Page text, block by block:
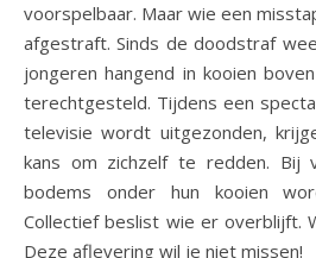
voorspelbaar. Maar wie een
afgestraft. Sinds de doodstraf
jongeren hangend in kooien
terechtgesteld. Tijdens een
televisie wordt uitgezonden,
kans om zichzelf te redden. Bij
bodems onder hun kooien
Collectief beslist wie er overblijft.
Deze aflevering wil je niet missen!